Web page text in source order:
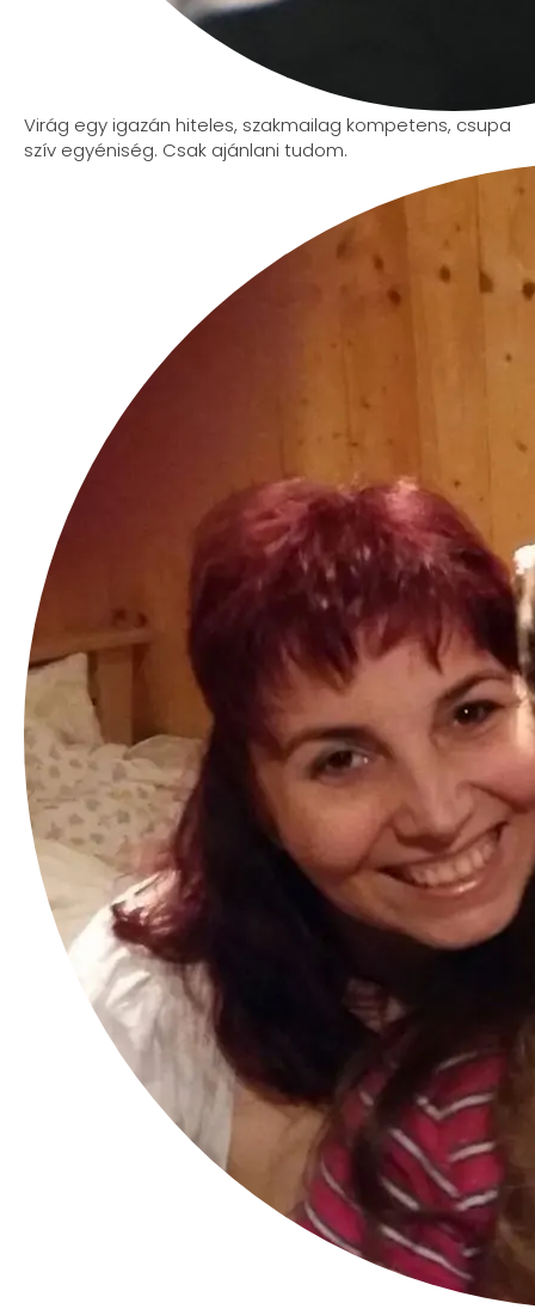
Virág egy igazán hiteles, szakmailag kompetens, csupa
szív egyéniség. Csak ajánlani tudom.